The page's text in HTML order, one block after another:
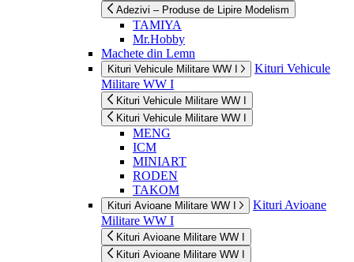
Adezivi – Produse de Lipire Modelism
TAMIYA
Mr.Hobby
Machete din Lemn
Kituri Vehicule Militare WW I
Kituri Vehicule
Militare WW I
Kituri Vehicule Militare WW I
Kituri Vehicule Militare WW I
MENG
ICM
MINIART
RODEN
TAKOM
Kituri Avioane Militare WW I
Kituri Avioane
Militare WW I
Kituri Avioane Militare WW I
Kituri Avioane Militare WW I